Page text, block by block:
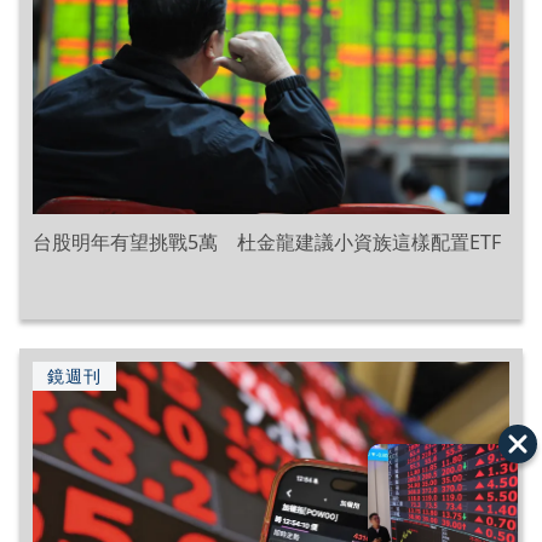
台股明年有望挑戰5萬 杜金龍建議小資族這樣配置ETF
鏡週刊